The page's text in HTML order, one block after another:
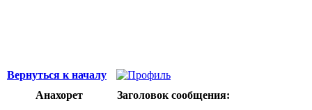
Вернуться к началу
Анахорет
Заголовок сообщения: